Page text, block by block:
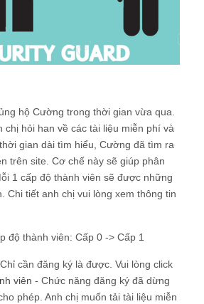
hộ Cường trong thời gian vừa qua.
chị hỏi han về các tài liệu miễn phí và
gian dài tìm hiểu, Cường đã tìm ra
trên site. Cơ chế này sẽ giúp phân
1 cấp độ thành viên sẽ được những
Chi tiết anh chị vui lòng xem thông tin
độ thành viên: Cấp 0 -> Cấp 1
Chỉ cần đăng ký là được. Vui lòng click
viên - Chức năng đăng ký đã dừng
phép. Anh chị muốn tải tài liệu miễn